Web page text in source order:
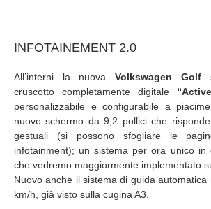
INFOTAINEMENT 2.0
All’interni la nuovaVolkswagen Golf
cruscotto completamente digitale
personalizzabile e configurabile a
nuovo schermo da 9,2 pollici che
gestuali (si possono sfogliare le
infotainment); un sistema per ora unico in
che vedremo maggiormente implementato
Nuovo anche il sistema di guida
km/h, già visto sulla cugina A3.